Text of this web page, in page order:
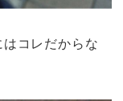
コレだからな